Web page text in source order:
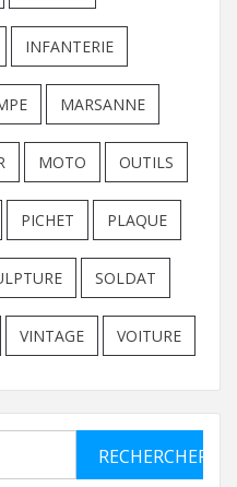
INFANTERIE
MARSANNE
MOTO OUTILS
PICHET PLAQUE
SOLDAT
VINTAGE VOITURE